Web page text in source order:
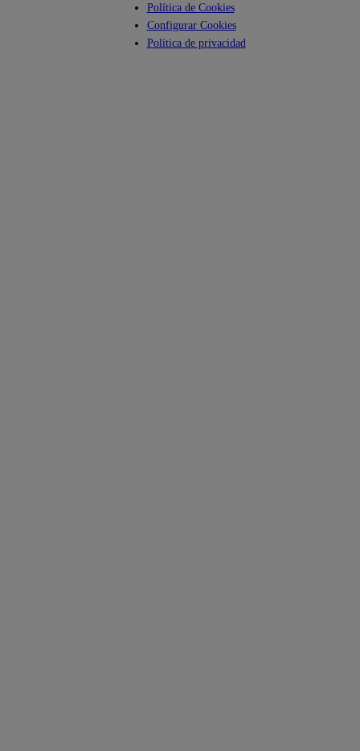
Política de Cookies
Configurar Cookies
Politica de privacidad